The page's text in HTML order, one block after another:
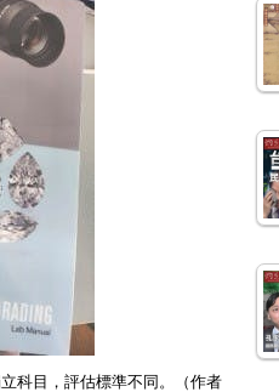
科目，評估標準不同。（作者